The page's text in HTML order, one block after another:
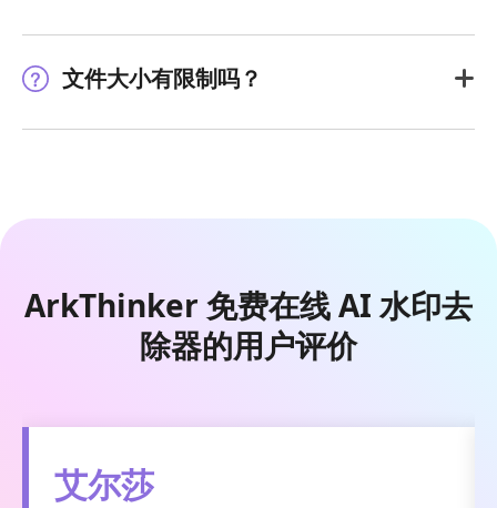
文件大小有限制吗？
ArkThinker 免费在线 AI 水印去
除器的用户评价
芫